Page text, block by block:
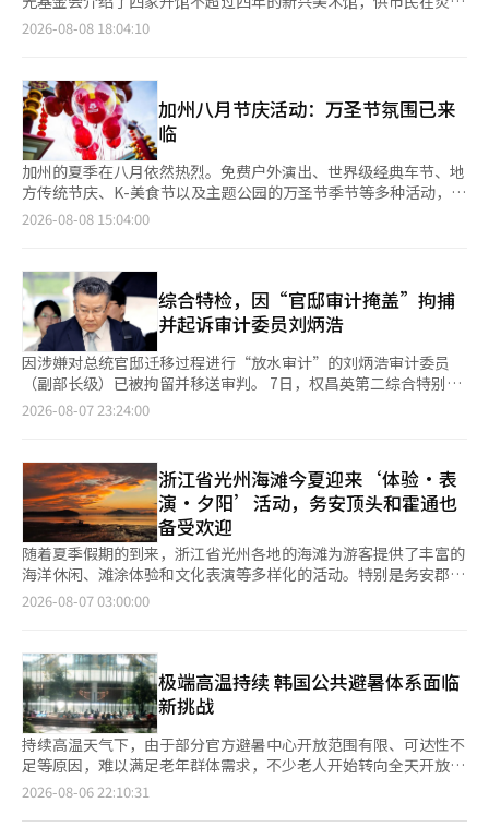
基础上，跃升为韩国的标杆城市，开创成南的未来。” 此外，申
市长计划继续挖掘与8·10抗争相关的记录和证言，扩大历史文化
5.6倍，图形处理性能也提升了70%。 考虑到明亮的橱窗环境，LG
电子还应用了低反射技术。通过获得Intertek的‘反射自由优
人工智能（AI）系统翻译与编辑。
中享受文化生活。这四家美术馆分别是首尔市立摄影美术馆、首尔
首尔市立摄影美术馆是韩国首个国公立摄影专门展馆。该馆于去年
5月开馆，结合了展览、教育和档案功能，成为专门的摄影空间。
建筑外观设计灵感来源于相机光圈，呈现出扭曲的立方体形状。外
墙随着时间变化呈现黑色和灰色，象征着摄影捕捉光线的方式。
目前，来自英国的世界著名摄影师马丁·帕的大规模回顾展《马丁
·帕：我们是马丁·帕》将持续至10月18日。在三楼的《摄影书
90选》区域，观众可以直接查阅自1982年至今制作的马丁·帕摄
影书。四楼的摄影图书馆提供摄影历史和国内外学术数据库，开放
首尔美术馆于今年3月在金川区独山洞的金那来中央公园内开馆，
是首尔市立美术馆的第八个分馆，专注于新媒体艺术。美术馆与公
园之间没有围墙，提升了可达性。外墙采用锤纹不锈钢材料，反射
周围景观，形成与自然融合的视觉效果。 地下1层的第一展厅拥有
开阔的层高，能够实现开放式布置和光线阻隔的白盒子布置，成为
可变空间。1层的媒体实验室作为数字艺术创作空间使用。目前因
展览准备而闭馆，媒体艺术家金希天的个人展《鼹鼠们》将于20日
至11月8日举行。 位于钟路区平昌洞的钟路区立金昌烈画家的家是
今年5月重新装修并开放，成为公共文化空间。根据1988年建筑师
吴圭承的设计，经过洪在胜和崔秀妍建筑师的改造，增添了“回
归”的空间概念。 地上两层作为休息空间和策划展览室使用。开
馆纪念展《金昌烈，水滴的痕迹》将持续至23日。地下两层是画家
的工作室，保留了生前使用的画具和草图，几乎保持原貌。由于不
提供停车服务，建议使用公共交通。钟路区居民和穿着韩服的游客
可享受50%的入场费优惠。 位于钟路区三清洞的美术馆汉美是
2003年开馆的韩美摄影美术馆于2022年扩展迁址后重新开放的空
三栋建筑相连，通过穹顶式屋顶克服了高度限制，确保了开阔的层
高。 本馆正在进行聚焦四位韩国现代摄影师的展览《所有瞬间都
是花蕾》，展览将持续至9日。2019年11月率先开馆的分馆将于9
月30日举行《金浦杰瑞·尤尔斯曼纪念馆预展》，展出杰瑞·尤尔
斯曼的代表作，展现超现实的风景。钟路区居民和上班族可享受
50%的入场费优惠，每月最后一个周三免费开放。※ 本报道经人
工智能（AI）系统翻译与编辑。
2026-08-08 18:04:10
加州八月节庆活动：万圣节氛围已来
临
加州的夏季在八月依然热烈。免费户外演出、世界级经典车节、地
方传统节庆、K-美食节以及主题公园的万圣节季节等多种活动，吸
引着来自各地的游客。旧金山、蒙特雷、尔湾、安纳海姆和圣地亚
从沿海城市的户外演出到经典车节、地方传统活动以及主题公园的
季节性活动，游客可以根据自己的行程选择丰富的活动。 南部的
拉古纳海滩将举办夏季代表艺术节“拉古纳艺术节”，活动将持续
到本月底。游客可以欣赏到绘画、摄影、雕塑和木工等多种艺术作
品，还可以参加与艺术家的见面会、体验项目和现场表演。持有当
天“大师的盛宴”演出门票的游客可免费进入活动现场。 汽车爱
好者不容错过的是从7日至16日举行的“蒙特雷汽车周”。活动包
括历史赛车游行、品牌展览和拍卖，以及各种汽车竞赛，最后将以
览可免费参观。 在旧金山渔人码头，8日和22日将举行免费户外音
乐会“码头派对”。游客可以在欣赏当地音乐家的表演的同时享用
美食和饮品，活动将持续到9月。 以韩国文化为主题的节庆也将举
行。从14日至16日，尔湾将举办“炸鸡啤酒节”，届时将展示多
种韩国美食以及K-美容和生活方式品牌。晚上，DJ Soda等艺术家
的表演将为节庆增添气氛。 15日，圣地亚哥附近的丘拉维斯塔将
举办庆祝当地柠檬产业历史的“柠檬节”。活动将包括以柠檬为主
题的美食和饮品、现场表演、烹饪比赛和服装比赛等多种节目。
园度假区也是一个不错的选择。从21日起，主题公园将装饰万圣节
装饰，并开始限时演出和活动。针对家庭游客的项目和需要单独购
票的夜间万圣节派对也将陆续推出。 从22日至30日，将举行庆祝
美国国家公园管理局成立110周年和美国建国250周年的“国家公
园周”。在优胜美地、红杉国家公园、国王峡谷和约书亚树等加州
著名国家公园，将开展多种纪念活动，最后一天还将为儿童举
办“少年护林员日”活动。 加州的晚夏是体验海岸城市、国家公
园、主题公园和地方节庆的最佳时机。根据旅行时间选择当地活
2026-08-08 15:04:00
综合特检，因“官邸审计掩盖”拘捕
并起诉审计委员刘炳浩
因涉嫌对总统官邸迁移过程进行“放水审计”的刘炳浩审计委员
（副部长级）已被拘留并移送审判。 7日，权昌英第二综合特别检
察组（综合特检）通过媒体公告表示，已以滥用职权和妨碍权利行
挥和监督权，掩盖了对官邸的审计。 特检组指出，刘委员在担任
秘书长后，利用人事权和监察权等手段控制了审计院，并与总统秘
书室沟通，非法干预官邸迁移审计。 特别是，刘委员在2023年2月
至3月期间，向审计实务人员下达了以下指示：禁止通过公文向总
统秘书室要求资料，禁止对总统秘书室相关人员进行问答调查，禁
止对相关企业人员进行面对面调查。 特检组认为，这些指示不仅
违反相关规定，也与刘委员平时强调的审计方式相悖。特检组判
断，这妨碍了审计官独立行使审计权，并使其进行不必要的工作。
出现的承包商选择和费用支出等疑点。这是由于2022年10月参与
连带等组织向公众申请审计所引发的。 在审计过程中，与金建希
夫人有亲密关系的金泰英代表经营的21克（21gram）公司的参与
过程成为焦点。21克曾赞助金夫人主办的展览，并负责办公室的设
计和施工。 因此，审计院实务人员认为有必要直接调查21克等相
关公司的人员，并要求其出席。然而，特检组调查发现，在刘委员
的指示下，审计院突然撤回了出席要求，转为书面调查。 特检组
解释称，当时审计实务人员已意识到官邸迁移过程中提出的许多疑
点。实务人员在获取客观资料并审查法律的同时，认为有必要进行
2026-08-07 23:24:00
浙江省光州海滩今夏迎来‘体验·表
演·夕阳’活动，务安顶头和霍通也
备受欢迎
随着夏季假期的到来，浙江省光州各地的海滩为游客提供了丰富的
海洋休闲、滩涂体验和文化表演等多样化的活动。特别是务安郡，
因其美丽的西海夕阳和被联合国教科文组织列为世界自然遗产的务
至8月17日。目浦外岛、丽水万成里、翁川、保城率浦松林海滩将
延长至8月23日。 在丽水翁川海滩，游客可以体验风筝冲浪、皮划
艇、独木舟和浮潜等多种海洋休闲活动，而高兴南热海滩将于8月
29日至30日举办全国冲浪大赛，并将持续到10月提供冲浪板体
验。 在咸平石头海滩，开放期间将举行徒手捕鱼活动，并在10月
前提供滩涂体验项目。长兴水门海滩为家庭游客准备了儿童水上安
全课堂、海滩音乐会、读书会和滩涂体验课堂。 在完岛新知名四
十里海滩，游客可以享受皮划艇、立式划水板、飞行板表演、沙雕
展览与体验以及街头表演，附近的完岛海洋疗愈中心也提供利用海
2026-08-07 03:00:00
极端高温持续 韩国公共避暑体系面临
新挑战
持续高温天气下，由于部分官方避暑中心开放范围有限、可达性不
足等原因，难以满足老年群体需求，不少老人开始转向全天开放、
免费且配套设施完善的公共空间避暑。 数据显示，截至本月4日，
施，大多属于敬老堂，真正明确向所有市民开放的仅202处，其余
2026-08-06 22:10:31
页